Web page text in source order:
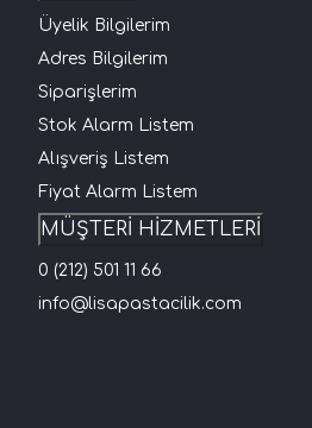
Üyelik Bilgilerim
Adres Bilgilerim
Siparişlerim
Stok Alarm Listem
Alışveriş Listem
Fiyat Alarm Listem
MÜŞTERİ HİZMETLERİ
0 (212) 501 11 66
info@lisapastacilik.com